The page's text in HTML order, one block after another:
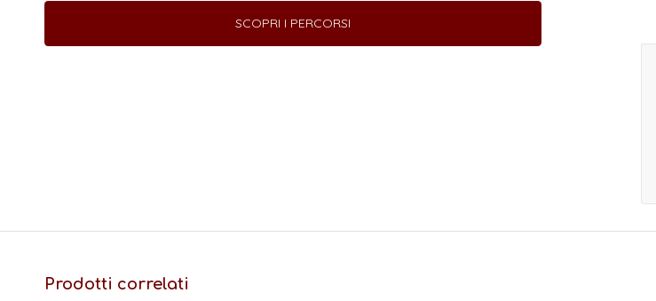
SCOPRI I PERCORSI
Prodotti correlati